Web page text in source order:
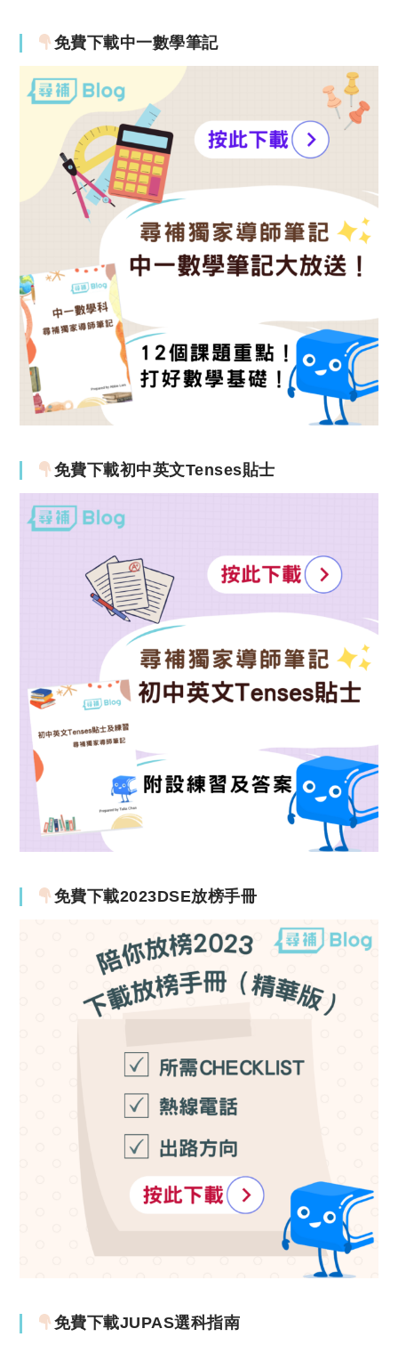
免費下載中一數學筆記
免費下載初中英文Tenses貼士
免費下載2023DSE放榜手冊
免費下載JUPAS選科指南